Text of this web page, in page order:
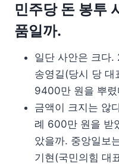
민주당 돈 봉투
품일까.
일단 사안은 크다.
송영길(당시 당 대
9400만 원을 뿌
금액이 크지는 않
례 600만 원을 받
았을까. 중앙일보
기현(국민의힘 대